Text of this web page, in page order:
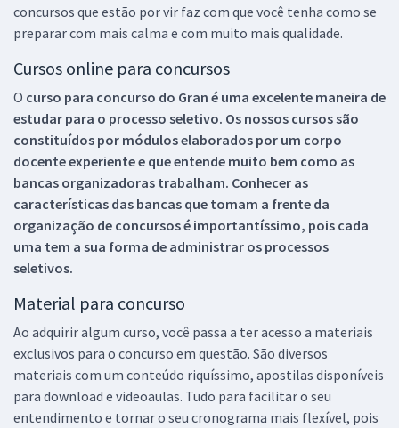
concursos que estão por vir faz com que você tenha como se
preparar com mais calma e com muito mais qualidade.
Cursos online para concursos
O curso para concurso do Gran é uma excelente maneira de
estudar para o processo seletivo. Os nossos cursos são
constituídos por módulos elaborados por um corpo
docente experiente e que entende muito bem como as
bancas organizadoras trabalham. Conhecer as
características das bancas que tomam a frente da
organização de concursos é importantíssimo, pois cada
uma tem a sua forma de administrar os processos
seletivos.
Material para concurso
Ao adquirir algum curso, você passa a ter acesso a materiais
exclusivos para o concurso em questão. São diversos
materiais com um conteúdo riquíssimo, apostilas disponíveis
para download e videoaulas. Tudo para facilitar o seu
entendimento e tornar o seu cronograma mais flexível, pois